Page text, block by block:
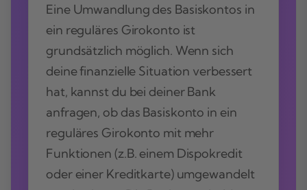
Eine Umwandlung des Basiskontos in
ein reguläres Girokonto ist
grundsätzlich möglich. Wenn sich
deine finanzielle Situation verbessert
hat, kannst du bei deiner Bank
anfragen, ob das Basiskonto in ein
reguläres Girokonto mit mehr
Funktionen (z.B. einem Dispokredit
oder einer Kreditkarte) umgewandelt